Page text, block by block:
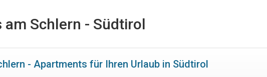
am Schlern - Südtirol
- Apartments für Ihren Urlaub in Südtirol